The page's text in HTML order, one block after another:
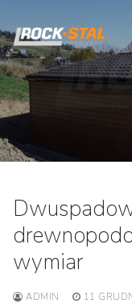
do
treści
wymiar
ADMIN 11